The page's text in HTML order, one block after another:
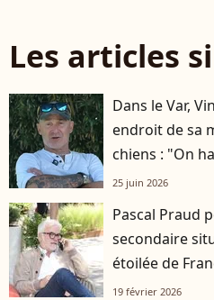
Les articles
Dans le Var,
endroit de sa
chiens : "On
25 juin 2026
Pascal Praud
secondaire
étoilée de
19 février 2026